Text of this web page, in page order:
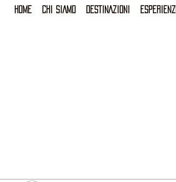
HOME CHI SIAMO DESTINAZIONI